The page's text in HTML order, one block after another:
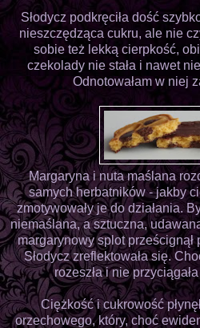
Słodycz podkręciła dość
nieszczędząca cukru, ale nie
sobie też lekką cierpkość,
czekolady nie stała i nawet
Odnotowałam w niej
Margaryna i nuta maślana
samych herbatników - jakby
zmotywowały je do działania.
niemaślana, a sztuczna,
margarynowy splot
Słodycz zreflektowała się.
rozeszła i nie
Ciężkość i cukrowość
orzechowego, który, choć